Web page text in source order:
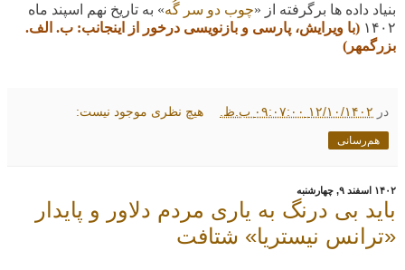
بنیاد داده ها برگرفته از «چوب دو سر گُه» به تاریخ نهم اسپند ماه
۱۴۰۲ (با ویرایش، پارسی و بازنویسی درخور از اینجانب: ب. الف.
بزرگمهر)
در ۱۲/۱۰/۱۴۰۲ ۰۹:۰۷:۰۰ ب.ظ. هیچ نظری موجود نیست:
هم‌رسانی
۱۴۰۲ اسفند ۹, چهارشنبه
باید بی درنگ به یاری مردم دلاور و پایدار
«ترانس نیستریا» شتافت